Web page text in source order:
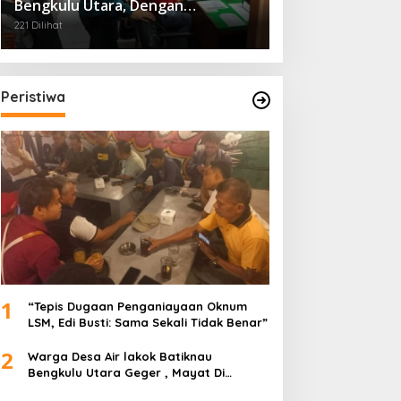
Bengkulu Utara, Dengan
Pengaman Dari Polres
221 Dilihat
Peristiwa
1
“Tepis Dugaan Penganiayaan Oknum
LSM, Edi Busti: Sama Sekali Tidak Benar”
2
Warga Desa Air lakok Batiknau
Bengkulu Utara Geger , Mayat Di